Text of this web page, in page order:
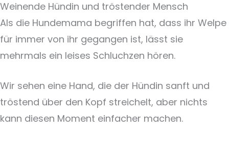
Weinende Hündin und tröstender Mensch
Als die Hundemama begriffen hat, dass ihr Welpe
für immer von ihr gegangen ist, lässt sie
mehrmals ein leises Schluchzen hören.
Wir sehen eine Hand, die der Hündin sanft und
tröstend über den Kopf streichelt, aber nichts
kann diesen Moment einfacher machen.